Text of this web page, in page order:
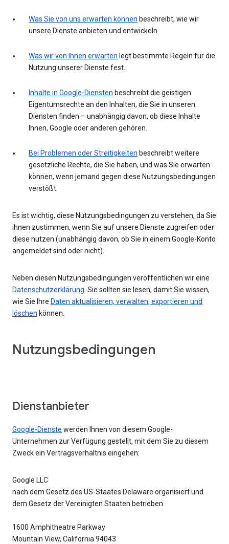
Was Sie von uns erwarten können beschreibt, wie wir
unsere Dienste anbieten und entwickeln.
Was wir von Ihnen erwarten legt bestimmte Regeln für die
Nutzung unserer Dienste fest.
Inhalte in Google-Diensten beschreibt die geistigen
Eigentumsrechte an den Inhalten, die Sie in unseren
Diensten finden – unabhängig davon, ob diese Inhalte
Ihnen, Google oder anderen gehören.
Bei Problemen oder Streitigkeiten beschreibt weitere
gesetzliche Rechte, die Sie haben, und was Sie erwarten
können, wenn jemand gegen diese Nutzungsbedingungen
verstößt.
Es ist wichtig, diese Nutzungsbedingungen zu verstehen, da Sie
ihnen zustimmen, wenn Sie auf unsere Dienste zugreifen oder
diese nutzen (unabhängig davon, ob Sie in einem Google-Konto
angemeldet sind oder nicht).
Neben diesen Nutzungsbedingungen veröffentlichen wir eine
Datenschutzerklärung . Sie sollten sie lesen, damit Sie wissen,
wie Sie Ihre Daten aktualisieren, verwalten, exportieren und
löschen können.
Nutzungsbedingungen
Dienstanbieter
Google-Dienste werden Ihnen von diesem Google-
Unternehmen zur Verfügung gestellt, mit dem Sie zu diesem
Zweck ein Vertragsverhältnis eingehen:
Google LLC
nach dem Gesetz des US-Staates Delaware organisiert und
dem Gesetz der Vereinigten Staaten betrieben
1600 Amphitheatre Parkway
Mountain View, California 94043